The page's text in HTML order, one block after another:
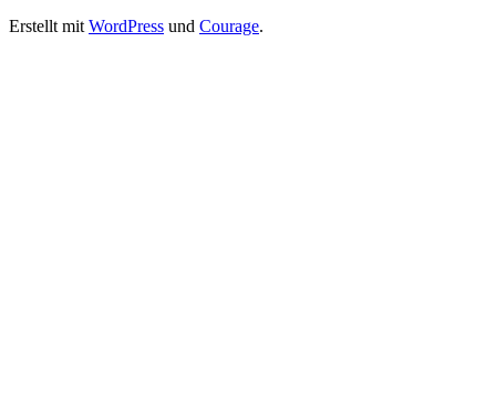
Erstellt mit WordPress und Courage.